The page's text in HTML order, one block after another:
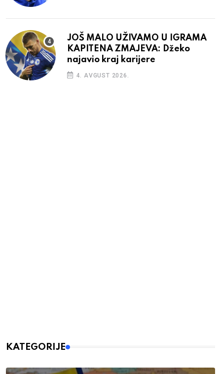
JOŠ MALO UŽIVAMO U IGRAMA
KAPITENA ZMAJEVA: Džeko
najavio kraj karijere
4. AVGUST 2026.
KATEGORIJE